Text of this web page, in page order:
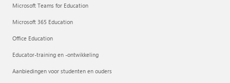
Microsoft Teams for Education
Microsoft 365 Education
Office Education
Educator-training en -ontwikkeling
Aanbiedingen voor studenten en ouders